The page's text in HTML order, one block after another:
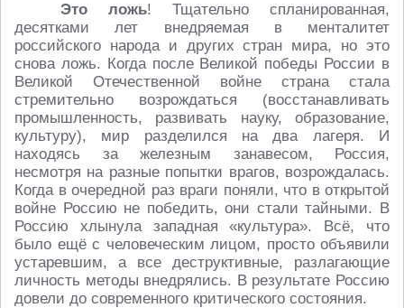
Это ложь! Тщательно спланированная,
десятками лет внедряемая в менталитет
российского народа и других стран мира, но это
снова ложь. Когда после Великой победы России в
Великой Отечественной войне страна стала
стремительно возрождаться (восстанавливать
промышленность, развивать науку, образование,
культуру), мир разделился на два лагеря. И
находясь за железным занавесом, Россия,
несмотря на разные попытки врагов, возрождалась.
Когда в очередной раз враги поняли, что в открытой
войне Россию не победить, они стали тайными. В
Россию хлынула западная «культура». Всё, что
было ещё с человеческим лицом, просто объявили
устаревшим, а все деструктивные, разлагающие
личность методы внедрялись. В результате Россию
довели до современного критического состояния.